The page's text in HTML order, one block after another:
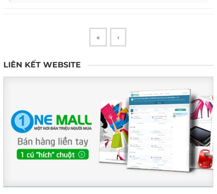
« ‹
LIÊN KẾT WEBSITE